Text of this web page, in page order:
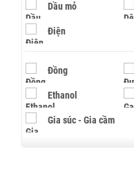
Dầu mỏ
Điện
Đồng
Ethanol
Gia súc - Gia cầm